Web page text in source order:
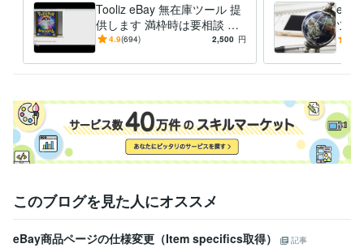
Tooliz eBay 無在庫ツール 提
供します 満枠時は要相談 フ
リマ/ECサイト 高速出品 自動
4.9(694) 2,500 円
ツー
リ、
能
このブログを見た人にオススメ
eBay商品ページの仕様変更（Item specifics取得）
記事